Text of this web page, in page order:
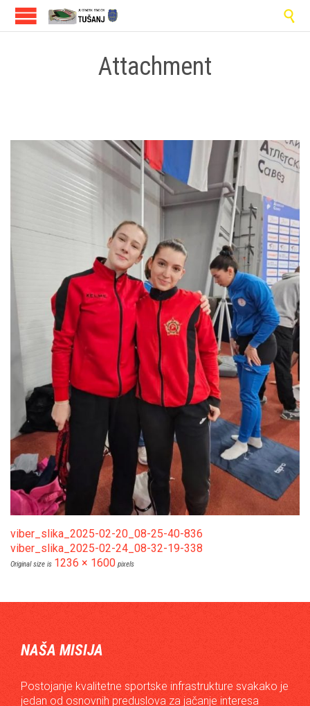

Attachment
viber_slika_2025-02-20_08-25-40-836
viber_slika_2025-02-24_08-32-19-338
Original size is 1236 × 1600 pixels
NAŠA MISIJA
Postojanje kvalitetne sportske infrastrukture svakako je
jedan od osnovnih preduslova za jačanje interesa